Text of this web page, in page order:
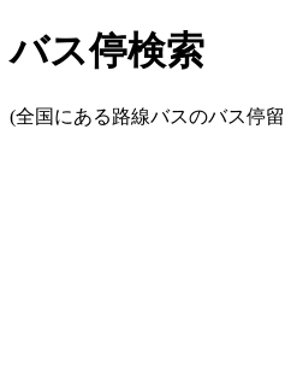
バス停検索
(全国にある路線バスのバス停